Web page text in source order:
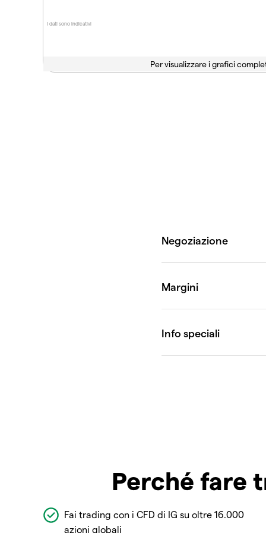
I dati sono indicativi
Per visualizzare i grafici
Perché fare
Fai trading con i CFD di IG su oltre 16.000
azioni globali